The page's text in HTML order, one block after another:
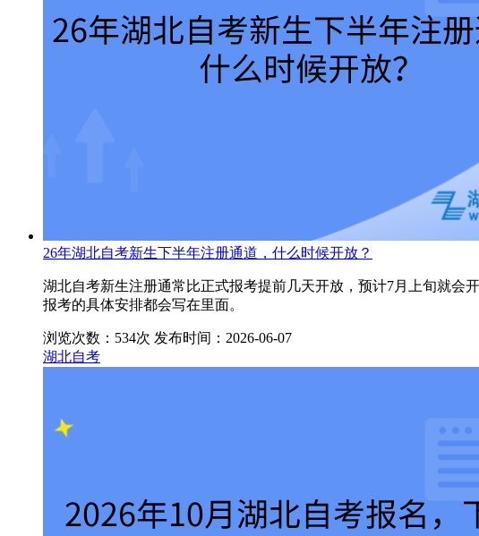
26年湖北自考新生下半年注册通道，什么时候开放？
湖北自考新生注册通常比正式报考提前几天开放，预计7月上旬就会
报考的具体安排都会写在里面。
浏览次数：534次 发布时间：2026-06-07
湖北自考